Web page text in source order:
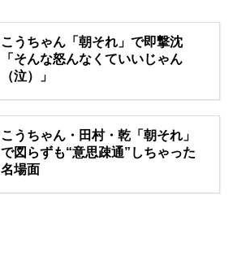
こうちゃん「朝それ」で即撃沈
「そんな怒んなくていいじゃん
（泣）」
こうちゃん・田村・乾「朝それ」
で図らずも“意思疎通”しちゃった
名場面